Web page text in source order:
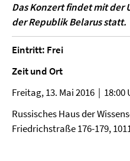
Das Konzert findet mit der
der Republik Belarus statt.
Eintritt: Frei
Zeit und Ort
Freitag, 13. Mai 2016 | 18:00
Russisches Haus der
Friedrichstraße 176-179,